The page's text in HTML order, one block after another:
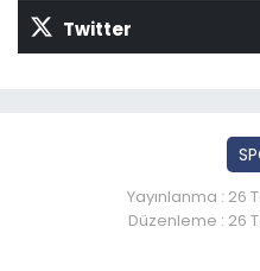
Twitter
Yayınlanma : 26
Düzenleme : 26